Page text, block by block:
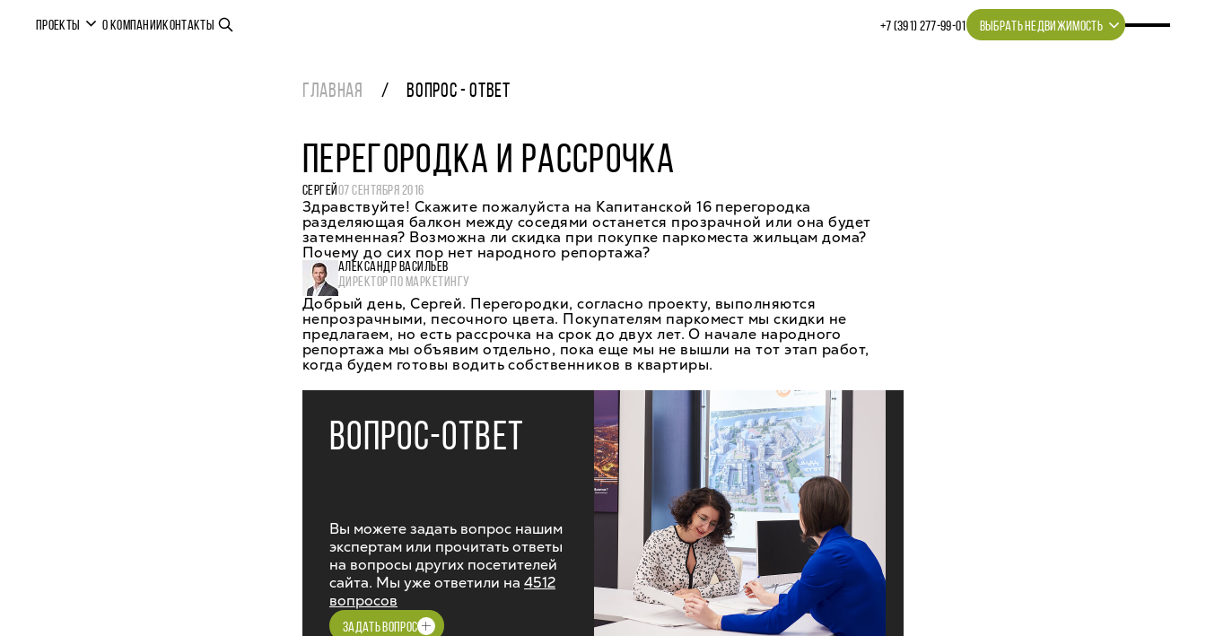
ПРОЕКТЫ О КОМПАНИИКОНТАКТЫ +7 (391) 277‒99‒01 ВЫБРАТЬ НЕДВИЖИМОСТЬ
ГЛАВНАЯ ВОПРОС - ОТВЕТ
ПЕРЕГОРОДКА И РАССРОЧКА
СЕРГЕЙ07 СЕНТЯБРЯ 2016
Здравствуйте! Скажите пожалуйста на Капитанской 16 перегородка
разделяющая балкон между соседями останется прозрачной или она будет
затемненная? Возможна ли скидка при покупке паркоместа жильцам дома?
Почему до сих пор нет народного репортажа?
АЛЕКСАНДР ВАСИЛЬЕВ
ДИРЕКТОР ПО МАРКЕТИНГУ
Добрый день, Сергей. Перегородки, согласно проекту, выполняются
непрозрачными, песочного цвета. Покупателям паркомест мы скидки не
предлагаем, но есть рассрочка на срок до двух лет. О начале народного
репортажа мы объявим отдельно, пока еще мы не вышли на тот этап работ,
когда будем готовы водить собственников в квартиры.
ВОПРОС-ОТВЕТ
Вы можете задать вопрос нашим
экспертам или прочитать ответы
на вопросы других посетителей
сайта. Мы уже ответили на 4512
вопросов
ЗАДАТЬ ВОПРОС